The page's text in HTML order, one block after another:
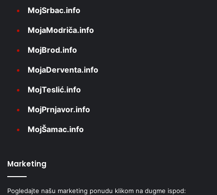
MojSrbac.info
MojaModriča.info
MojBrod.info
MojaDerventa.info
MojTeslić.info
MojPrnjavor.info
MojŠamac.info
Marketing
Pogledajte našu marketing ponudu klikom na dugme ispod: